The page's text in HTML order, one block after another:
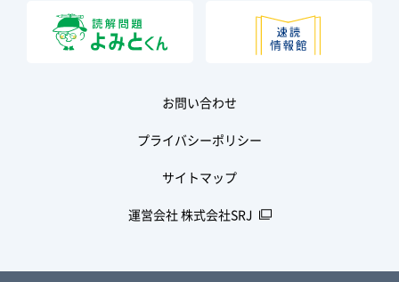
お問い合わせ
プライバシーポリシー
サイトマップ
運営会社 株式会社SRJ